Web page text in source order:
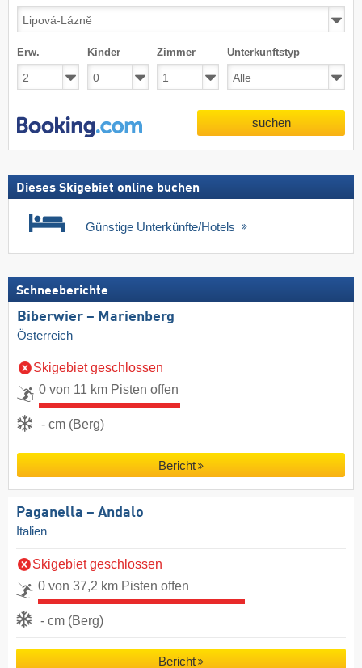
Erw. Kinder Zimmer Unterkunftstyp
suchen
Dieses Skigebiet online buchen
Günstige Unterkünfte/Hotels
Schneeberichte
Biberwier – Marienberg
Österreich
Skigebiet geschlossen
0 von 11 km Pisten offen
- cm (Berg)
Bericht
Paganella – Andalo
Italien
Skigebiet geschlossen
0 von 37,2 km Pisten offen
- cm (Berg)
Bericht